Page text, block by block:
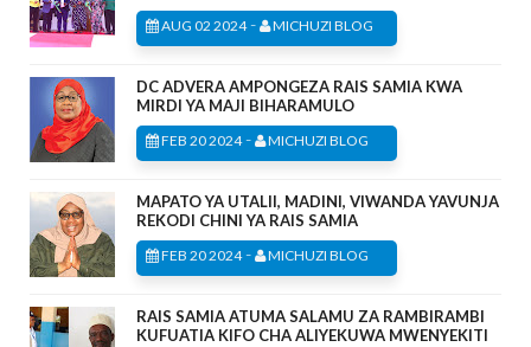
AUG 02 2024- MICHUZI BLOG
DC ADVERA AMPONGEZA RAIS SAMIA KWA
MIRDI YA MAJI BIHARAMULO
FEB 20 2024- MICHUZI BLOG
MAPATO YA UTALII, MADINI, VIWANDA YAVUNJA
REKODI CHINI YA RAIS SAMIA
FEB 20 2024- MICHUZI BLOG
RAIS SAMIA ATUMA SALAMU ZA RAMBIRAMBI
KUFUATIA KIFO CHA ALIYEKUWA MWENYEKITI